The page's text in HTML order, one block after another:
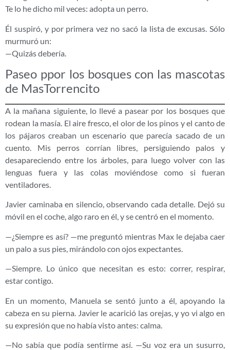
Te lo he dicho mil veces: adopta un perro.
Él suspiró, y por primera vez no sacó la lista de excusas. Sólo
murmuró un:
—Quizás debería.
Paseo ppor los bosques con las mascotas
de MasTorrencito
A la mañana siguiente, lo llevé a pasear por los bosques que
rodean la masía. El aire fresco, el olor de los pinos y el canto de
los pájaros creaban un escenario que parecía sacado de un
cuento. Mis perros corrían libres, persiguiendo palos y
desapareciendo entre los árboles, para luego volver con las
lenguas fuera y las colas moviéndose como si fueran
ventiladores.
Javier caminaba en silencio, observando cada detalle. Dejó su
móvil en el coche, algo raro en él, y se centró en el momento.
—¿Siempre es así? —me preguntó mientras Max le dejaba caer
un palo a sus pies, mirándolo con ojos expectantes.
—Siempre. Lo único que necesitan es esto: correr, respirar,
estar contigo.
En un momento, Manuela se sentó junto a él, apoyando la
cabeza en su pierna. Javier le acarició las orejas, y yo vi algo en
su expresión que no había visto antes: calma.
—No sabía que podía sentirme así. —Su voz era un susurro,